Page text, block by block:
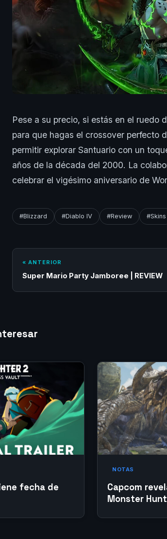
Pese a su precio, si estás en el ruedo
para que hagas el crossover perfecto
permitir explorar Santuario con un
años de la década del 2000. La
celebrar el vigésimo aniversario de
#Blizzard #Diablo IV #Review #Skins
« ANTERIOR
Super Mario Party Jamboree | REVIEW
fecha de
NOTAS
Capcom
Monster